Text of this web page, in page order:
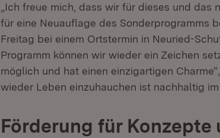
„Ich freue mich, dass wir für dieses und
für eine Neuauflage des Sonderprogramms
Freitag bei einem Ortstermin in Neuried-
Programm können wir wieder ein Zeichen
möglich und hat einen einzigartigen
wieder Leben einzuhauchen ist nachhaltig im
Förderung für Konzepte